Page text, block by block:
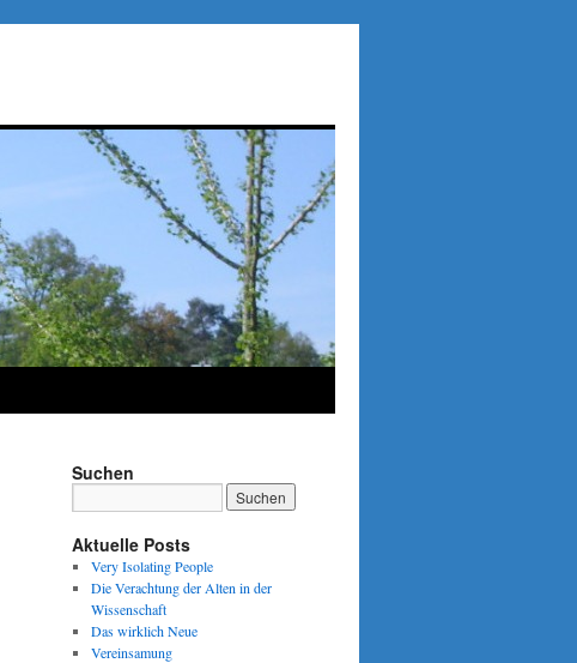
Suchen
Aktuelle Posts
Very Isolating People
Die Verachtung der Alten in der
Wissenschaft
Das wirklich Neue
Vereinsamung